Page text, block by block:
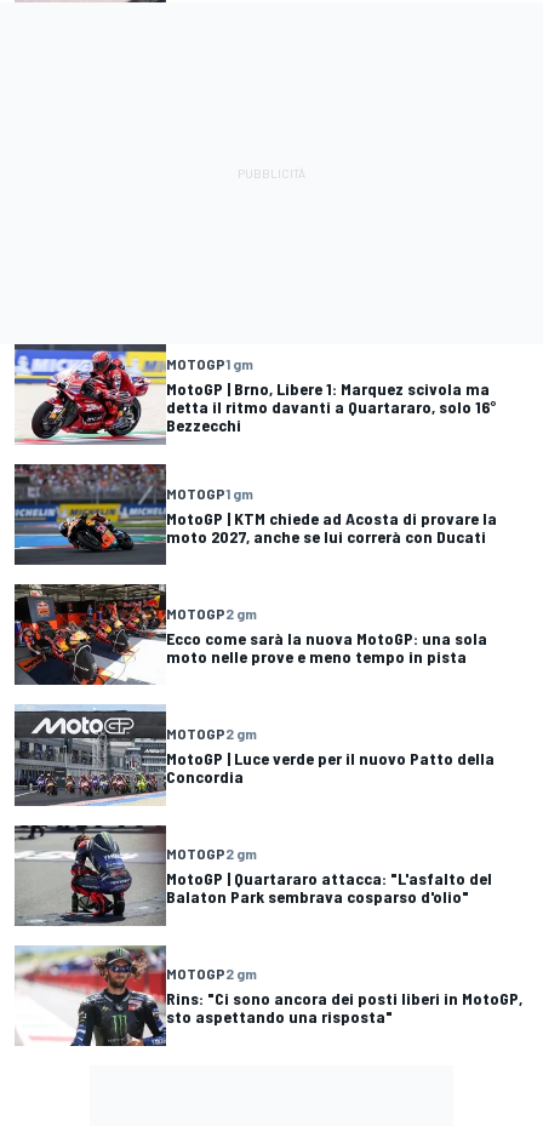
MOTOGP1 gm
MotoGP | Brno, Libere 1: Marquez scivola ma
detta il ritmo davanti a Quartararo, solo 16°
Bezzecchi
MOTOGP1 gm
MotoGP | KTM chiede ad Acosta di provare la
moto 2027, anche se lui correrà con Ducati
MOTOGP2 gm
Ecco come sarà la nuova MotoGP: una sola
moto nelle prove e meno tempo in pista
MOTOGP2 gm
MotoGP | Luce verde per il nuovo Patto della
Concordia
MOTOGP2 gm
MotoGP | Quartararo attacca: "L'asfalto del
Balaton Park sembrava cosparso d'olio"
MOTOGP2 gm
Rins: "Ci sono ancora dei posti liberi in MotoGP,
sto aspettando una risposta"